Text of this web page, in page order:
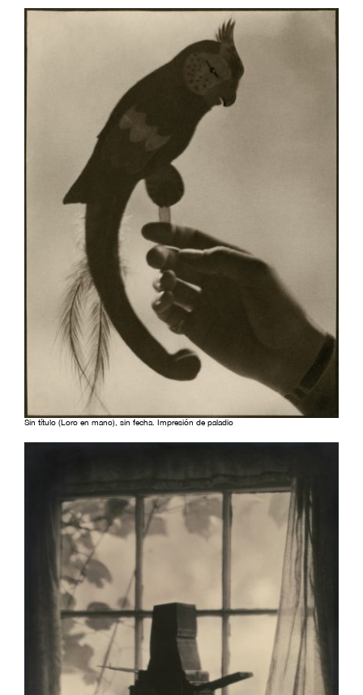
Sin título (Loro en mano), sin fecha. Impresión de paladio